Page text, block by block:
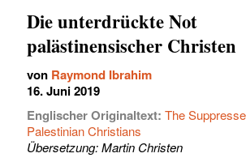
Die unterdrückte Not
palästinensischer Christen
von Raymond Ibrahim
16. Juni 2019
Englischer Originaltext: The
Palestinian Christians
Übersetzung: Martin Christen